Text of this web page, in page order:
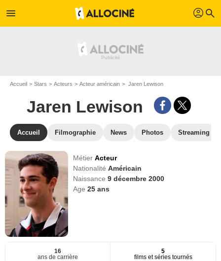
menu profil search
Accueil Stars Acteurs Acteur américain Jaren Lewison
Jaren Lewison
Accueil Filmographie News Photos Streaming
MétierActeur
NationalitéAméricain
Naissance9 décembre 2000
Age25 ans
16
ans de carrière
5
films et séries tournés